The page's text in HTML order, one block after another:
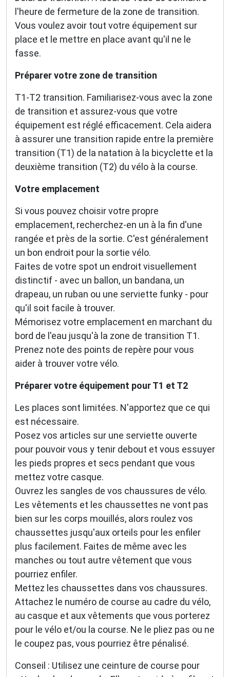
l'heure de fermeture de la zone de transition.
Vous voulez avoir tout votre équipement sur
place et le mettre en place avant qu'il ne le
fasse.
Préparer votre zone de transition
T1-T2 transition. Familiarisez-vous avec la zone
de transition et assurez-vous que votre
équipement est réglé efficacement. Cela aidera
à assurer une transition rapide entre la première
transition (T1) de la natation à la bicyclette et la
deuxième transition (T2) du vélo à la course.
Votre emplacement
Si vous pouvez choisir votre propre
emplacement, recherchez-en un à la fin d'une
rangée et près de la sortie. C'est généralement
un bon endroit pour la sortie vélo.
Faites de votre spot un endroit visuellement
distinctif - avec un ballon, un bandana, un
drapeau, un ruban ou une serviette funky - pour
qu'il soit facile à trouver.
Mémorisez votre emplacement en marchant du
bord de l'eau jusqu'à la zone de transition T1.
Prenez note des points de repère pour vous
aider à trouver votre vélo.
Préparer votre équipement pour T1 et T2
Les places sont limitées. N'apportez que ce qui
est nécessaire.
Posez vos articles sur une serviette ouverte
pour pouvoir vous y tenir debout et vous essuyer
les pieds propres et secs pendant que vous
mettez votre casque.
Ouvrez les sangles de vos chaussures de vélo.
Les vêtements et les chaussettes ne vont pas
bien sur les corps mouillés, alors roulez vos
chaussettes jusqu'aux orteils pour les enfiler
plus facilement. Faites de même avec les
manches ou tout autre vêtement que vous
pourriez enfiler.
Mettez les chaussettes dans vos chaussures.
Attachez le numéro de course au cadre du vélo,
au casque et aux vêtements que vous porterez
pour le vélo et/ou la course. Ne le pliez pas ou ne
le coupez pas, vous pourriez être pénalisé.
Conseil : Utilisez une ceinture de course pour